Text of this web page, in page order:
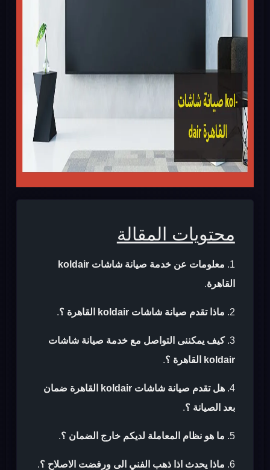
محتويات المقالة
معلومات عن خدمة صيانة شاشات koldair
القاهرة.
ماذا تقدم صيانة شاشات koldair القاهرة ؟ .
كيف يمكننى التواصل مع خدمة صيانة شاشات
koldair القاهرة ؟
.
هل تقدم صيانة شاشات koldair القاهرة ضمان
بعد الصيانة ؟.
ما هو نظام المعاملة لديكم خارج الضمان ؟.
ماذا يحدث اذا ذهب الفني الى ورفضت الاصلاح ؟.